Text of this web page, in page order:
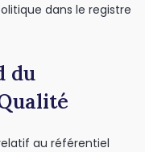
dans le registre
du
au référentiel